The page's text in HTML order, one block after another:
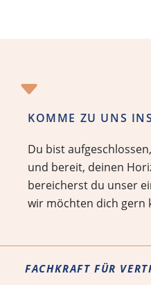
KOMME ZU UNS
Du bist
und bereit, deinen
bereicherst du unser
wir möchten dich gern
FACHKRAFT FÜR